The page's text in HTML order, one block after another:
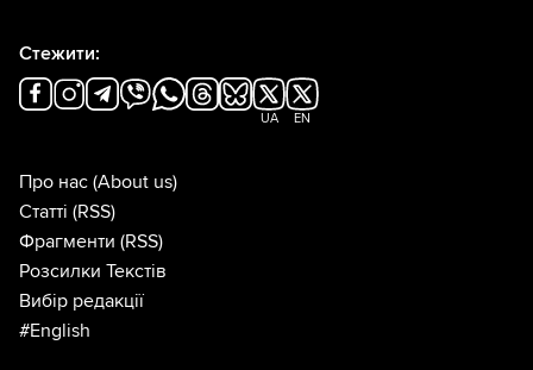
Стежити:
UA EN
Про нас (About us)
Статті (RSS)
Фрагменти (RSS)
Розсилки Текстів
Вибір редакції
#English